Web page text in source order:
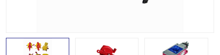
撕裂开关